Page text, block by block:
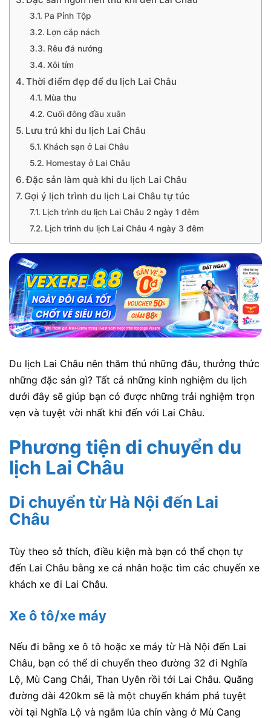
Pa Pỉnh Tộp
Lợn cắp nách
Rêu đá nướng
Xôi tím
Thời điểm đẹp để du lịch Lai Châu
Mùa thu
Cuối đông đầu xuân
Lưu trú khi du lịch Lai Châu
Khách sạn ở Lai Châu
Homestay ở Lai Châu
Đặc sản làm quà khi du lịch Lai Châu
Gợi ý lịch trình du lịch Lai Châu tự túc
Lịch trình du lịch Lai Châu 2 ngày 1 đêm
Lịch trình du lịch Lai Châu 4 ngày 3 đêm
Du lịch Lai Châu nên thăm thú những đâu, thưởng thức
những đặc sản gì? Tất cả những kinh nghiệm du lịch
dưới đây sẽ giúp bạn có được những trải nghiệm trọn
vẹn và tuyệt vời nhất khi đến với Lai Châu.
Phương tiện di chuyển du
lịch Lai Châu
Di chuyển từ Hà Nội đến Lai
Châu
Tùy theo sở thích, điều kiện mà bạn có thể chọn tự
đến Lai Châu bằng xe cá nhân hoặc tìm các chuyến xe
khách xe đi Lai Châu.
Xe ô tô/xe máy
Nếu đi bằng xe ô tô hoặc xe máy từ Hà Nội đến Lai
Châu, bạn có thể di chuyển theo đường 32 đi Nghĩa
Lộ, Mù Cang Chải, Than Uyên rồi tới Lai Châu. Quãng
đường dài 420km sẽ là một chuyến khám phá tuyệt
vời tại Nghĩa Lộ và ngắm lúa chín vàng ở Mù Cang